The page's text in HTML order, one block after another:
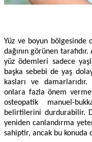
Yüz ve boyun bölgesinde
dağının görünen tarafıdır.
yüz ödemleri sadece
başka sebebi de yaş
kasları ve
onlara fazla önem
osteopatik manuel-
belirtilerini durdurabilir.
yeniden canlandırma
sahiptir, ancak bu konuda